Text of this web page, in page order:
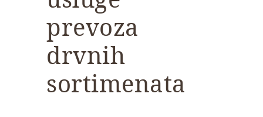
prevoza
drvnih
sortimenata